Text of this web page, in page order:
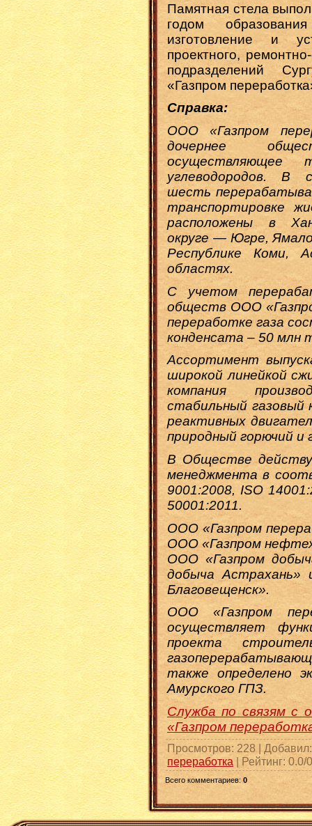
Памятная стела
годом
изготовление и
проектного,
подразделений
«Газпром
Справка:
ООО «Газпром
дочернее
осуществляющее
углеводородов. В
шесть
транспортировке
расположены в
округе — Югре,
Республике Коми,
областях.
С учетом
обществ ООО
переработке газа
конденсата – 50 млн
Ассортимент
широкой линейкой
компания
стабильный
реактивных
природный горючий и
В Обществе
менеджмента в
9001:2008, ISO
50001:2011.
ООО «Газпром
ООО «Газпром
ООО «Газпром
добыча Астрахань»
Благовещенск».
ООО «Газпром
осуществляет
проекта
также определено
Амурского ГПЗ.
Служба по связям
«Газпром
Просмотров: 228 | Добавил
переработка | Рейтинг: 0.0/0
Всего комментариев: 0